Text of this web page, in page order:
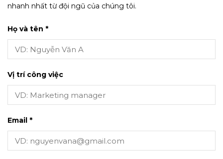
nhanh nhất từ đội ngũ của chúng tôi.
Họ và tên *
Vị trí công việc
Email *